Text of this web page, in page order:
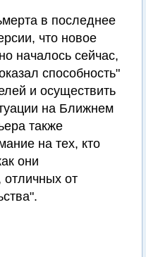
в последнее
что новое
началось сейчас,
способность"
и осуществить
на Ближнем
также
на тех, кто
они
от